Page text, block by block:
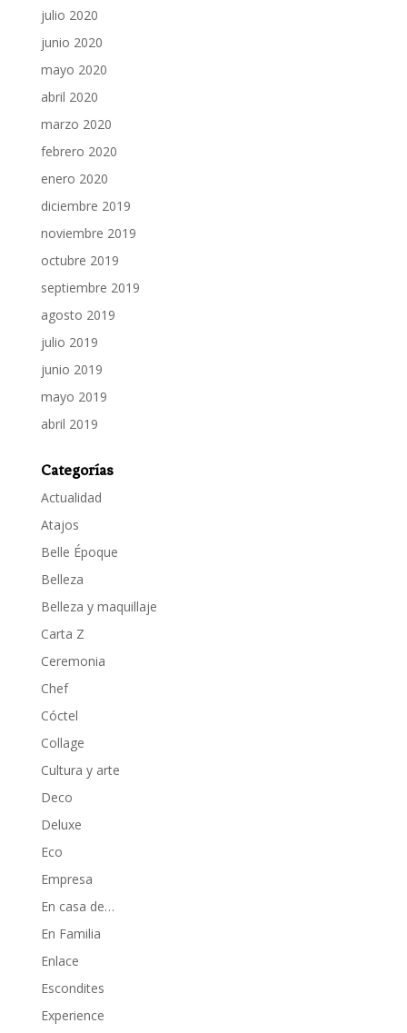
julio 2020
junio 2020
mayo 2020
abril 2020
marzo 2020
febrero 2020
enero 2020
diciembre 2019
noviembre 2019
octubre 2019
septiembre 2019
agosto 2019
julio 2019
junio 2019
mayo 2019
abril 2019
Categorías
Actualidad
Atajos
Belle Époque
Belleza
Belleza y maquillaje
Carta Z
Ceremonia
Chef
Cóctel
Collage
Cultura y arte
Deco
Deluxe
Eco
Empresa
En casa de…
En Familia
Enlace
Escondites
Experience